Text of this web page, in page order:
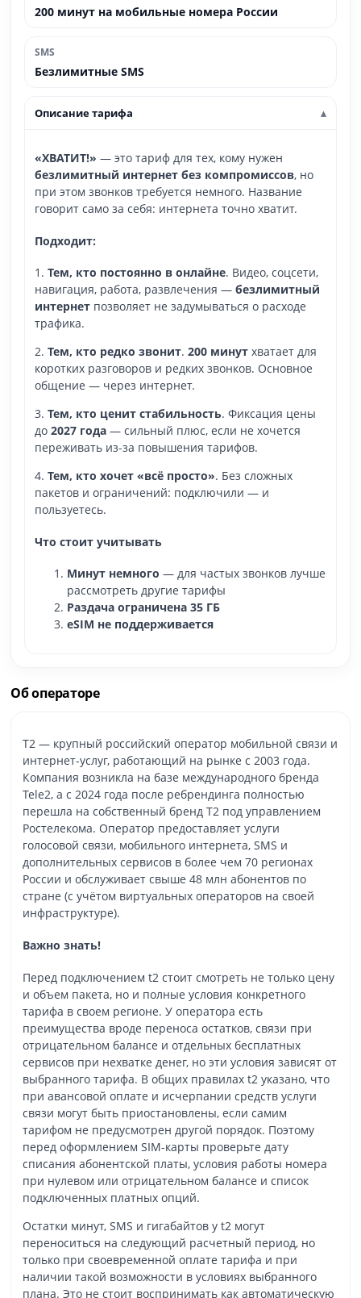
200 минут на мобильные номера России
SMS
Безлимитные SMS
Описание тарифа
«ХВАТИТ!» — это тариф для тех, кому нужен
безлимитный интернет без компромиссов, но
при этом звонков требуется немного. Название
говорит само за себя: интернета точно хватит.
Подходит:
1.Тем, кто постоянно в онлайне. Видео, соцсети,
навигация, работа, развлечения —безлимитный
интернет позволяет не задумываться о расходе
трафика.
2.Тем, кто редко звонит.200 минут хватает для
коротких разговоров и редких звонков. Основное
общение — через интернет.
3.Тем, кто ценит стабильность. Фиксация цены
до2027 года — сильный плюс, если не хочется
переживать из-за повышения тарифов.
4.Тем, кто хочет «всё просто». Без сложных
пакетов и ограничений: подключили — и
пользуетесь.
Что стоит учитывать
Минут немного — для частых звонков лучше
рассмотреть другие тарифы
Раздача ограничена 35 ГБ
eSIM не поддерживается
Об операторе
T2 — крупный российский оператор мобильной связи и
интернет-услуг, работающий на рынке с 2003 года.
Компания возникла на базе международного бренда
Tele2, а с 2024 года после ребрендинга полностью
перешла на собственный бренд T2 под управлением
Ростелекома. Оператор предоставляет услуги
голосовой связи, мобильного интернета, SMS и
дополнительных сервисов в более чем 70 регионах
России и обслуживает свыше 48 млн абонентов по
стране (с учётом виртуальных операторов на своей
инфраструктуре).
Важно знать!
Перед подключением t2 стоит смотреть не только цену
и объем пакета, но и полные условия конкретного
тарифа в своем регионе. У оператора есть
преимущества вроде переноса остатков, связи при
отрицательном балансе и отдельных бесплатных
сервисов при нехватке денег, но эти условия зависят от
выбранного тарифа. В общих правилах t2 указано, что
при авансовой оплате и исчерпании средств услуги
связи могут быть приостановлены, если самим
тарифом не предусмотрен другой порядок. Поэтому
перед оформлением SIM-карты проверьте дату
списания абонентской платы, условия работы номера
при нулевом или отрицательном балансе и список
подключенных платных опций.
Остатки минут, SMS и гигабайтов у t2 могут
переноситься на следующий расчетный период, но
только при своевременной оплате тарифа и при
наличии такой возможности в условиях выбранного
плана. Это не стоит воспринимать как автоматическую